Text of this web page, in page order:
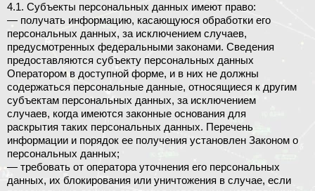
4.1. Субъекты персональных данных имеют право:
— получать информацию, касающуюся обработки его
персональных данных, за исключением случаев,
предусмотренных федеральными законами. Сведения
предоставляются субъекту персональных данных
Оператором в доступной форме, и в них не должны
содержаться персональные данные, относящиеся к другим
субъектам персональных данных, за исключением
случаев, когда имеются законные основания для
раскрытия таких персональных данных. Перечень
информации и порядок ее получения установлен Законом о
персональных данных;
— требовать от оператора уточнения его персональных
данных, их блокирования или уничтожения в случае, если